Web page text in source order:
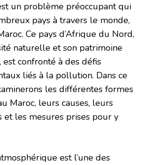
un problème préoccupant qui
pays à travers le monde,
Ce pays d’Afrique du Nord,
naturelle et son patrimoine
confronté à des défis
liés à la pollution. Dans ce
les différentes formes
Maroc, leurs causes, leurs
et les mesures prises pour y
est l’une des